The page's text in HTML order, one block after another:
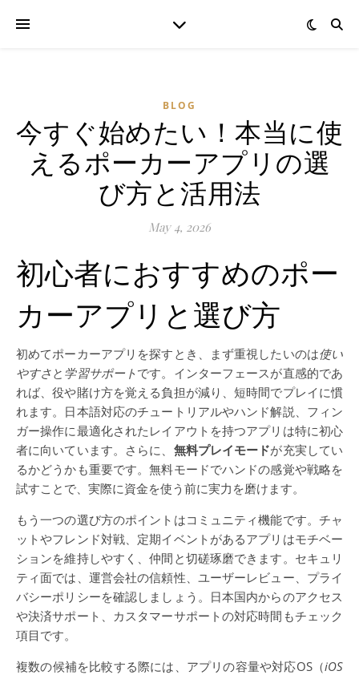
BLOG
今すぐ始めたい！本当に使
えるポーカーアプリの選
び方と活用法
May 4, 2026
初心者におすすめのポー
カーアプリと選び方
初めてポーカーアプリを探すとき、まず重視したいのは使い
やすさと 学習サポート です。インターフェースが直感的であ
れば、役や賭け方を覚える負担が減り、短時間でプレイに慣
れます。日本語対応のチュートリアルやハンド解説、フィン
ガー操作に最適化されたレイアウトを持つアプリは特に初心
者に向いています。さらに、 無料プレイモードが充実してい
るかどうかも重要です。無料モードでハンドの感覚や戦略を
試すことで、実際に資金を使う前に実力を磨けます。
もう一つの選び方のポイントはコミュニティ機能です。チャ
ットやフレンド対戦、定期イベントがあるアプリはモチベー
ションを維持しやすく、仲間と切磋琢磨できます。セキュリ
ティ面では、運営会社の信頼性、ユーザーレビュー、プライ
バシーポリシーを確認しましょう。日本国内からのアクセス
や決済サポート、カスタマーサポートの対応時間もチェック
項目です。
複数の候補を比較する際には、アプリの容量や対応OS（iOS